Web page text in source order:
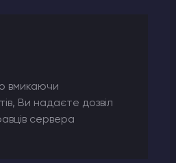
вмикаючи
Ви надаєте дозвіл
сервера